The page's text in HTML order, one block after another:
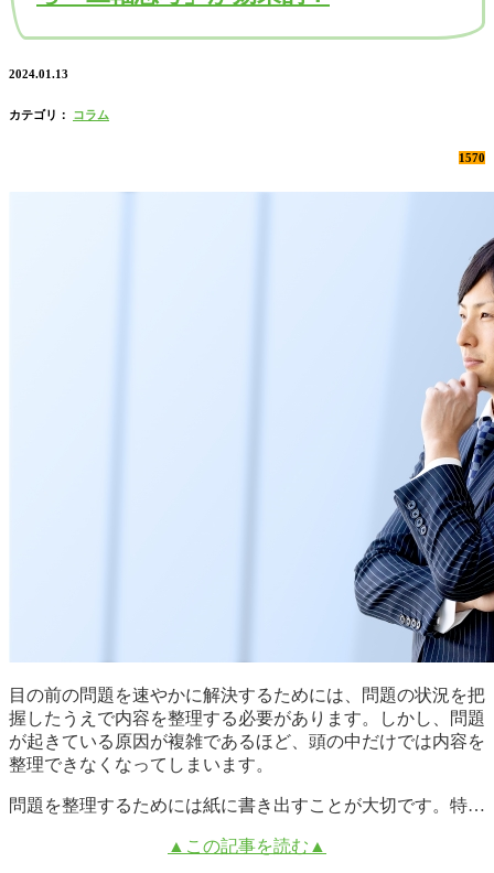
2024.01.13
カテゴリ： コラム
1570
目の前の問題を速やかに解決するためには、問題の状況を把
握したうえで内容を整理する必要があります。しかし、問題
が起きている原因が複雑であるほど、頭の中だけでは内容を
整理できなくなってしまいます。
問題を整理するためには紙に書き出すことが大切です。特…
▲この記事を読む▲